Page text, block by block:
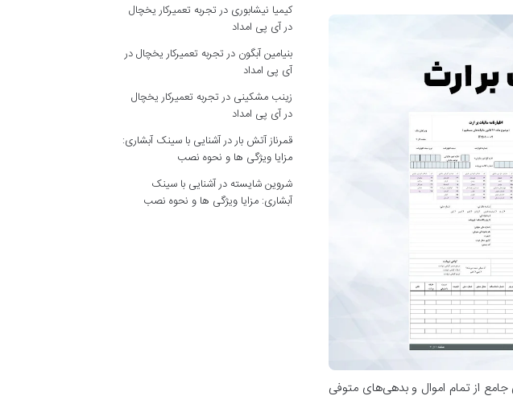
مالیات بر ارث) لیستی جامع از تمام اموال و بدهی‌های متوفی
کیمیا نیشابوری درتجربه تعمیرکار یخچال
در آی پی امداد
بنیامین آبگون درتجربه تعمیرکار یخچال در
آی پی امداد
زینب مشکینی درتجربه تعمیرکار یخچال
در آی پی امداد
قمرناز آتش باردرآشنایی با سینک آبشاری:
مزایا ویژگی ها و نحوه نصب
شروین شایسته درآشنایی با سینک
آبشاری: مزایا ویژگی ها و نحوه نصب